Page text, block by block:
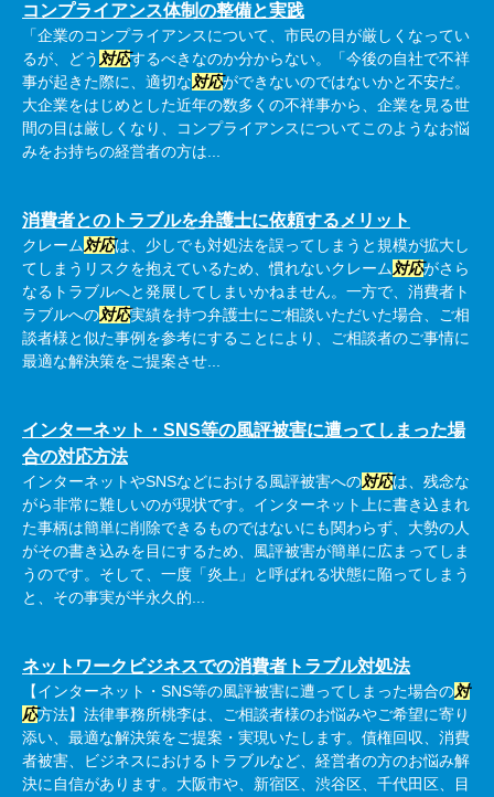
コンプライアンス体制の整備と実践
「企業のコンプライアンスについて、市民の目が厳しくなってい
るが、どう 対応するべきなのか分からない。「今後の自社で不祥
事が起きた際に、適切な対応ができないのではないかと不安だ。
大企業をはじめとした近年の数多くの不祥事から、企業を見る世
間の目は厳しくなり、コンプライアンスについてこのようなお悩
みをお持ちの経営者の方は...
消費者とのトラブルを弁護士に依頼するメリット
クレーム対応は、少しでも対処法を誤ってしまうと規模が拡大し
てしまうリスクを抱えているため、慣れないクレーム対応がさら
なるトラブルへと発展してしまいかねません。一方で、消費者ト
ラブルへの対応実績を持つ弁護士にご相談いただいた場合、ご相
談者様と似た事例を参考にすることにより、ご相談者のご事情に
最適な解決策をご提案させ...
インターネット・SNS等の風評被害に遭ってしまった場
合の対応方法
インターネットやSNSなどにおける風評被害への対応は、残念な
がら非常に難しいのが現状です。インターネット上に書き込まれ
た事柄は簡単に削除できるものではないにも関わらず、大勢の人
がその書き込みを目にするため、風評被害が簡単に広まってしま
うのです。そして、一度「炎上」と呼ばれる状態に陥ってしまう
と、その事実が半永久的...
ネットワークビジネスでの消費者トラブル対処法
【インターネット・SNS等の風評被害に遭ってしまった場合の対
応方法】法律事務所桃李は、ご相談者様のお悩みやご希望に寄り
添い、最適な解決策をご提案・実現いたします。債権回収、消費
者被害、ビジネスにおけるトラブルなど、経営者の方のお悩み解
決に自信があります。大阪市や、新宿区、渋谷区、千代田区、目